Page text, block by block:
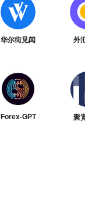
华尔街见闻 外
Forex-GPT 聚